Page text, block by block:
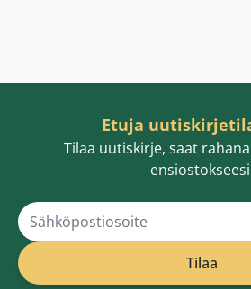
Etuja
Tilaa uutiskirje, saat
Tilaa